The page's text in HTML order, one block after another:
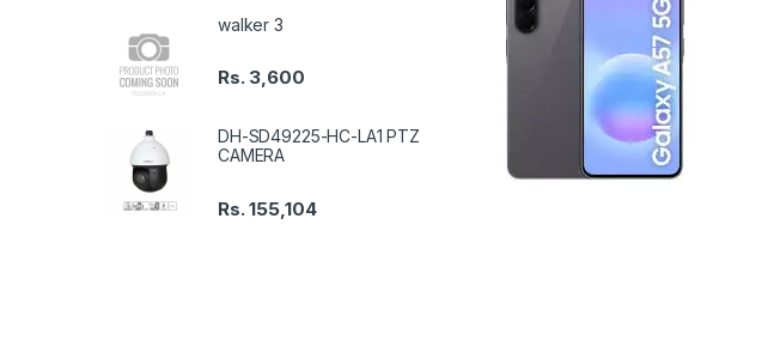
walker 3
Rs. 3,600
DH-SD49225-HC-LA1 PTZ
CAMERA
Rs.155,104